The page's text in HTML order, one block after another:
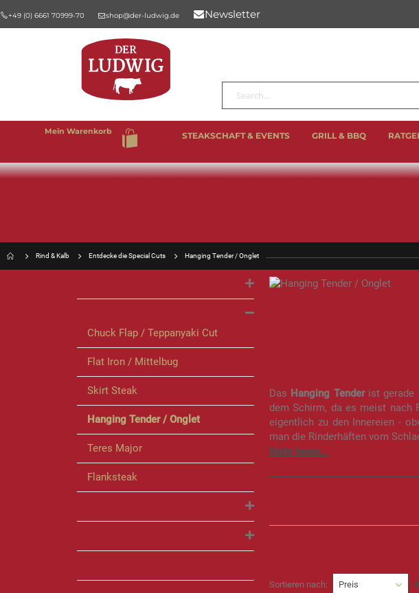
+49 (0) 6661 70999-70 shop@der-ludwig.de Newsletter
Mein Warenkorb
Suche
STEAKSCHAFT & EVENTS GRILL & BBQ
Rind & Kalb Entdecke die Special Cuts Hanging Tender / Onglet
Das Hanging Tenderist gerade
dem Schirm, da es meist nach
eigentlich zu den Innereien -
man die Rinderhäften vom
Sortieren nach
Chuck Flap / Teppanyaki Cut
Flat Iron / Mittelbug
Skirt Steak
Hanging Tender / Onglet
Teres Major
Flanksteak